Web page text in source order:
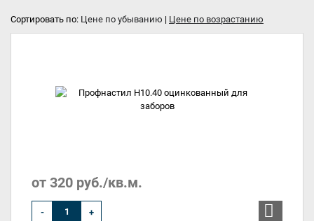
Сортировать по: Цене по убыванию | Цене по возрастанию
от 320 руб./кв.м.
- +